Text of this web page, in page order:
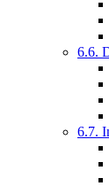
6.6.
6.7.